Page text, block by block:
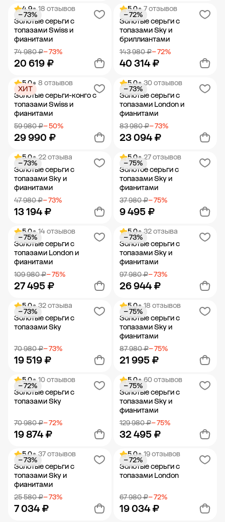
Добавить в корзину Добавить в корзину
4.9• 18 отзывов
Золотые серьги с
топазами Swiss и
фианитами
74 980 ₽− 73%
20 619 ₽
− 73%
Добавить в корзину
5.0• 7 отзывов
Золотые серьги с
топазами Sky и
бриллиантами
143 980 ₽− 72%
40 314 ₽
− 72%
Добавить в корзину
5.0• 8 отзывов
Золотые серьги-конго с
топазами Swiss и
фианитами
59 980 ₽− 50%
29 990 ₽
ХИТ
Добавить в корзину
5.0• 30 отзывов
Золотые серьги с
топазами London и
фианитами
83 980 ₽− 73%
23 094 ₽
− 73%
Добавить в корзину
5.0• 22 отзыва
Золотые серьги с
топазами Sky и
фианитами
47 980 ₽− 73%
13 194 ₽
− 73%
Добавить в корзину
5.0• 27 отзывов
Золотое серьги с
топазами Sky и
фианитами
37 980 ₽− 75%
9 495 ₽
− 75%
Добавить в корзину
5.0• 14 отзывов
Золотые серьги с
топазами London и
фианитами
109 980 ₽− 75%
27 495 ₽
− 75%
Добавить в корзину
5.0• 32 отзыва
Золотые серьги с
топазами Sky и
фианитами
97 980 ₽− 73%
26 944 ₽
− 73%
Добавить в корзину
5.0• 32 отзыва
Золотые серьги с
топазами Sky
70 980 ₽− 73%
19 519 ₽
− 73%
Добавить в корзину
5.0• 18 отзывов
Золотые серьги с
топазами Sky и
фианитами
87 980 ₽− 75%
21 995 ₽
− 75%
Добавить в корзину
5.0• 10 отзывов
Золотые серьги с
топазами Sky
70 980 ₽− 72%
19 874 ₽
− 72%
Добавить в корзину
5.0• 60 отзывов
Золотые серьги с
топазами Sky и
фианитами
129 980 ₽− 75%
32 495 ₽
− 75%
Добавить в корзину
5.0• 37 отзывов
Золотые серьги с
топазами Sky и
фианитами
25 580 ₽− 73%
7 034 ₽
− 73%
5.0• 19 отзывов
Золотые серьги с
топазами London
67 980 ₽− 72%
19 034 ₽
− 72%